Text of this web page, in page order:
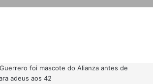
foi mascote do Alianza antes de
adeus aos 42